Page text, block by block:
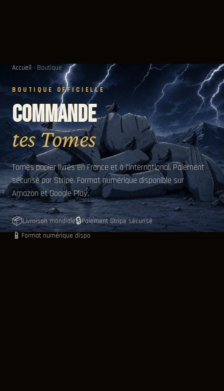
Accueil · Boutique
BOUTIQUE OFFICIELLE
Commande
tes Tomes
Tomes papier livrés en France et à l'international. Paiement
sécurisé par Stripe. Format numérique disponible sur
Amazon et Google Play.
📦Livraison mondiale🔒Paiement Stripe sécurisé
📱Format numérique dispo